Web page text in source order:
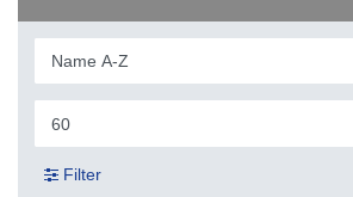
Filter